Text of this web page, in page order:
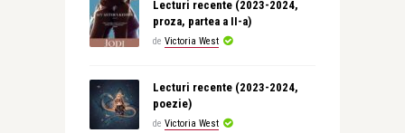
Lecturi recente (2023-2024,
proza, partea a II-a)
de Victoria West
Lecturi recente (2023-2024,
poezie)
de Victoria West